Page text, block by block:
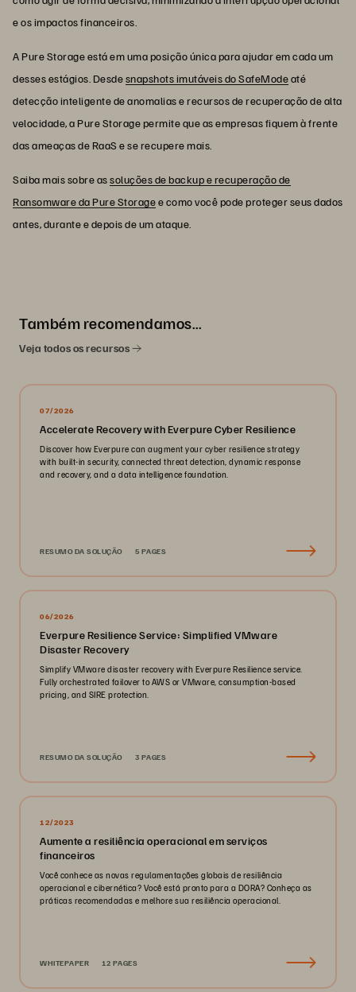
e os impactos financeiros.
A Pure Storage está em uma posição única para ajudar em cada um
desses estágios. Desdesnapshots imutáveis do SafeModeaté
detecção inteligente de anomalias e recursos de recuperação de alta
velocidade, a Pure Storage permite que as empresas fiquem à frente
das ameaças de RaaS e se recupere mais.
Saiba mais sobre assoluções de backup e recuperação de
Ransomware da Pure Storagee como você pode proteger seus dados
antes, durante e depois de um ataque.
Também recomendamos…
Veja todos os recursos
07/2026
Accelerate Recovery with Everpure Cyber Resilience
Discover how Everpure can augment your cyber resilience strategy
with built-in security, connected threat detection, dynamic response
and recovery, and a data intelligence foundation.
RESUMO DA SOLUÇÃO 5 PAGES
06/2026
Everpure Resilience Service: Simplified VMware
Disaster Recovery
Simplify VMware disaster recovery with Everpure Resilience service.
Fully orchestrated failover to AWS or VMware, consumption-based
pricing, and SIRE protection.
RESUMO DA SOLUÇÃO 3 PAGES
12/2023
Aumente a resiliência operacional em serviços
financeiros
Você conhece as novas regulamentações globais de resiliência
operacional e cibernética? Você está pronto para a DORA? Conheça as
práticas recomendadas e melhore sua resiliência operacional.
WHITEPAPER 12 PAGES